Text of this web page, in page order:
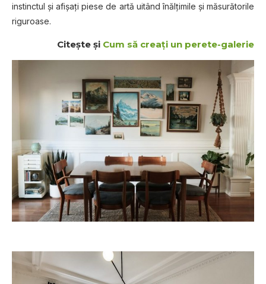
instinctul și afișați piese de artă uitând înălțimile și măsurătorile
riguroase.
Citește și Cum să creați un perete-galerie